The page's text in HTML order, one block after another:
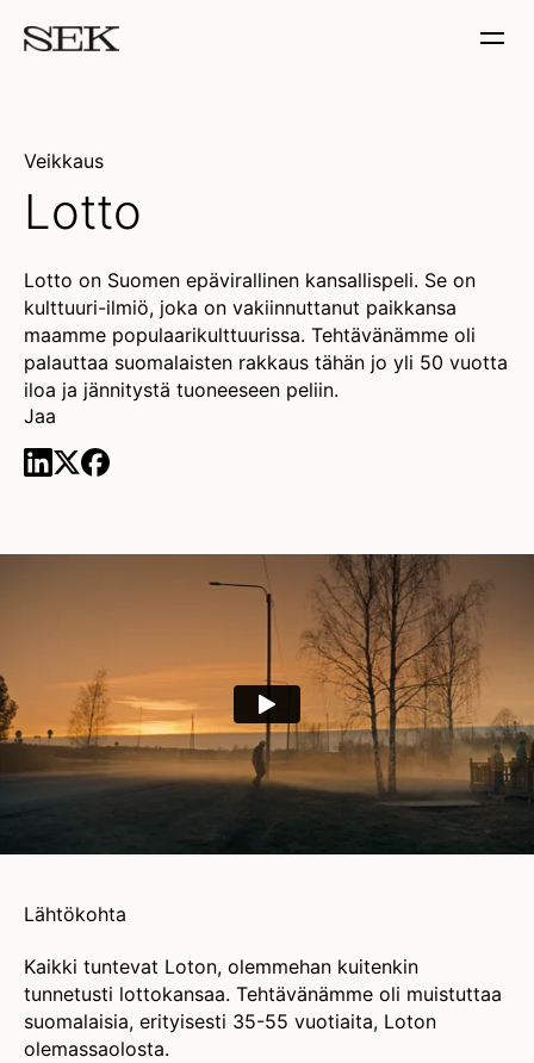
Veikkaus
Lotto
Lotto on Suomen epävirallinen kansallispeli. Se on
kulttuuri-ilmiö, joka on vakiinnuttanut paikkansa
maamme populaarikulttuurissa. Tehtävänämme oli
palauttaa suomalaisten rakkaus tähän jo yli 50 vuotta
iloa ja jännitystä tuoneeseen peliin.
Jaa
Lähtökohta
Kaikki tuntevat Loton, olemmehan kuitenkin
tunnetusti lottokansaa. Tehtävänämme oli muistuttaa
suomalaisia, erityisesti 35-55 vuotiaita, Loton
olemassaolosta.